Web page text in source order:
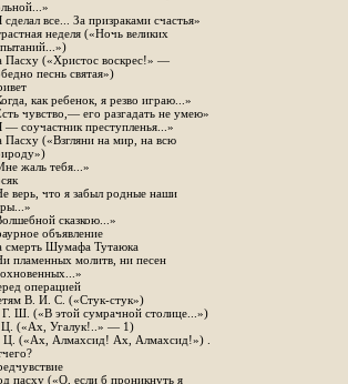
сделал все... За призраками счастья»
неделя («Ночь великих
Пасху («Христос воскрес!» —
песнь святая»)
как ребенок, я резво играю...»
чувство,— его разгадать не умею»
— соучастник преступленья...»
Пасху («Взгляни на мир, на всю
жаль тебя...»
верь, что я забыл родные наши
сказкою...»
объявление
смерть Шумафа Тутаюка
пламенных молитв, ни песен
операцией
В. И. С. («Стук-стук»)
Ш. («В этой сумрачной столице...»)
Ц. («Ах, Угалук!..» — 1)
Ц. («Ах, Алмахсид! Ах, Алмахсид!») .
пасху («О, если б проникнуть я